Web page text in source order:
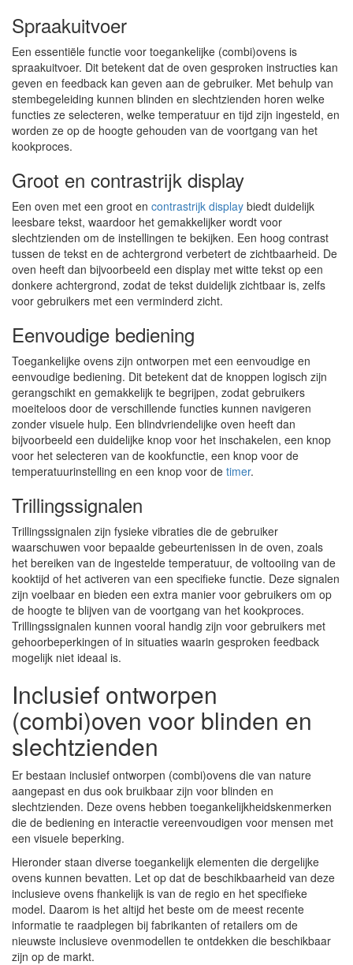
Spraakuitvoer
Een essentiële functie voor toegankelijke (combi)ovens is
spraakuitvoer. Dit betekent dat de oven gesproken instructies kan
geven en feedback kan geven aan de gebruiker. Met behulp van
stembegeleiding kunnen blinden en slechtzienden horen welke
functies ze selecteren, welke temperatuur en tijd zijn ingesteld, en
worden ze op de hoogte gehouden van de voortgang van het
kookproces.
Groot en contrastrijk display
Een oven met een groot en contrastrijk display biedt duidelijk
leesbare tekst, waardoor het gemakkelijker wordt voor
slechtzienden om de instellingen te bekijken. Een hoog contrast
tussen de tekst en de achtergrond verbetert de zichtbaarheid. De
oven heeft dan bijvoorbeeld een display met witte tekst op een
donkere achtergrond, zodat de tekst duidelijk zichtbaar is, zelfs
voor gebruikers met een verminderd zicht.
Eenvoudige bediening
Toegankelijke ovens zijn ontworpen met een eenvoudige en
eenvoudige bediening. Dit betekent dat de knoppen logisch zijn
gerangschikt en gemakkelijk te begrijpen, zodat gebruikers
moeiteloos door de verschillende functies kunnen navigeren
zonder visuele hulp. Een blindvriendelijke oven heeft dan
bijvoorbeeld een duidelijke knop voor het inschakelen, een knop
voor het selecteren van de kookfunctie, een knop voor de
temperatuurinstelling en een knop voor de timer.
Trillingssignalen
Trillingssignalen zijn fysieke vibraties die de gebruiker
waarschuwen voor bepaalde gebeurtenissen in de oven, zoals
het bereiken van de ingestelde temperatuur, de voltooiing van de
kooktijd of het activeren van een specifieke functie. Deze signalen
zijn voelbaar en bieden een extra manier voor gebruikers om op
de hoogte te blijven van de voortgang van het kookproces.
Trillingssignalen kunnen vooral handig zijn voor gebruikers met
gehoorbeperkingen of in situaties waarin gesproken feedback
mogelijk niet ideaal is.
Inclusief ontworpen
(combi)oven voor blinden en
slechtzienden
Er bestaan inclusief ontworpen (combi)ovens die van nature
aangepast en dus ook bruikbaar zijn voor blinden en
slechtzienden. Deze ovens hebben toegankelijkheidskenmerken
die de bediening en interactie vereenvoudigen voor mensen met
een visuele beperking.
Hieronder staan diverse toegankelijk elementen die dergelijke
ovens kunnen bevatten. Let op dat de beschikbaarheid van deze
inclusieve ovens fhankelijk is van de regio en het specifieke
model. Daarom is het altijd het beste om de meest recente
informatie te raadplegen bij fabrikanten of retailers om de
nieuwste inclusieve ovenmodellen te ontdekken die beschikbaar
zijn op de markt.